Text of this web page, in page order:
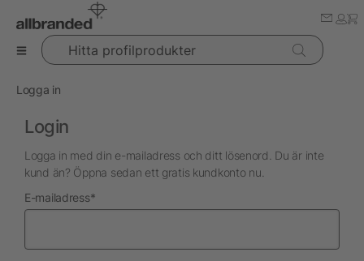
Hitta profilprodukter
Logga in
Login
Logga in med din e-mailadress och ditt lösenord. Du är inte
kund än? Öppna sedan ett gratis kundkonto nu.
E-mailadressnödvändig
*